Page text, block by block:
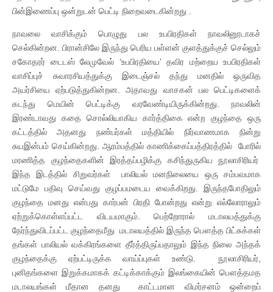
பின்இணைப்பு ஒன்றுடன் பெட்டி நிறைவடைகின்றது .
நாவலை வாசிக்கும் பொழுது பல உபபிரதிகள் நாவலினூடாகச்
செல்கின்றன. பிரான்சிலே இருந்து பெரிய பள்ளன் குளத்துக்குச் செல்லும்
சகோதரர் டைடஸ் லேமுவேல் ‘உபபிரதியை’ தவிர மற்றைய உபபிரதிகள்
வாசிப்புச் சுவாரசியத்துக்கு இடைஞ்சல் தந்து மனதில் ஒருவித
அயர்சியை ஏற்படுத்துகின்றன. அதாவது வாசகன் பல பெட்டிகளைக்
கடந்து மெயின் பெட்டிக்கு வரவேண்டியிருக்கின்றது. நாவலின்
இரண்டாவது கதை சொல்லியாகிய கார்த்திகை என்ற குழந்தை ஒரு
கட்டத்தில் அதனது நண்பர்கள் மத்தியில் நிர்வாணமாக நின்று
சுயஇன்பம் செய்கின்றது. ஆரம்பத்தில் காணிக்கைப்பத்திரத்தில் போரில்
மரணித்த குழந்தைகளின் இரத்தப்பழிக்கு கசிந்துருகிய நூலாசிரியர்
இந்த இடத்தில் சிறுவர்கள் பாலியல் மனநிலையை ஒரு சம்பவமாக
மட்டுமே பதிவு செய்வது குழப்பமடைய வைக்கிறது. இருந்தபோதிலும்
குழந்தை மனது என்பது கார்பன் பிரதி போன்றது என்று எல்லோராலும்
ஏற்றுக்கொள்ளப்பட்ட விடயமாகும். பெற்றோரால் மடாலயத்துக்கு
நேர்ந்துவிடப்பட்ட குழந்தைமீது மடாலயத்தில் இருந்த பௌத்த பிட்சுக்கள்
தங்கள் பாலியல் வக்கிரங்களை தீர்த்திருப்பதாலும் இந்த நிலை அந்தக்
குழந்தைக்கு ஏற்பட்டிருக்க வாய்ப்புகள் உண்டு. நூலாசிரியர்,
புனிதங்களை இறுக்கமாகக் கட்டிக்காக்கும் இலங்கையின் பௌத்தமத
மடாலயங்கள் மீதான தனது காட்டமான விமர்சனம் ஒன்றைப்